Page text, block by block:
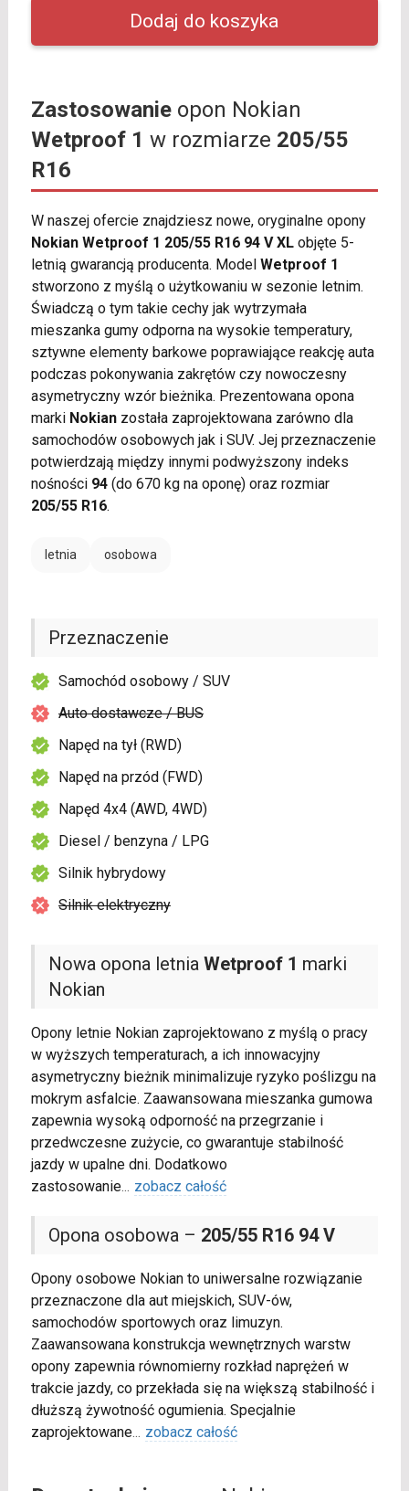
Zastosowanieopon Nokian
Wetproof 1 w rozmiarze 205/55
R16
W naszej ofercie znajdziesz nowe, oryginalne opony
Nokian Wetproof 1 205/55 R16 94 V XLobjęte 5-
letnią gwarancją producenta. Model Wetproof 1
stworzono z myślą o użytkowaniu w sezonie letnim.
Świadczą o tym takie cechy jak wytrzymała
mieszanka gumy odporna na wysokie temperatury,
sztywne elementy barkowe poprawiające reakcję auta
podczas pokonywania zakrętów czy nowoczesny
asymetryczny wzór bieżnika. Prezentowana opona
marki Nokianzostała zaprojektowana zarówno dla
samochodów osobowych jak i SUV. Jej przeznaczenie
potwierdzają między innymi podwyższony indeks
nośności 94(do 670 kg na oponę) oraz rozmiar
205/55 R16.
letnia osobowa
Nowa opona letnia Wetproof 1 marki
Nokian
Opony letnie Nokian zaprojektowano z myślą o pracy
w wyższych temperaturach, a ich innowacyjny
asymetryczny bieżnik minimalizuje ryzyko poślizgu na
mokrym asfalcie. Zaawansowana mieszanka gumowa
zapewnia wysoką odporność na przegrzanie i
przedwczesne zużycie, co gwarantuje stabilność
jazdy w upalne dni. Dodatkowo
zastosowanie... zobacz całość
Opona osobowa – 205/55 R16 94 V
Opony osobowe Nokian to uniwersalne rozwiązanie
przeznaczone dla aut miejskich, SUV-ów,
samochodów sportowych oraz limuzyn.
Zaawansowana konstrukcja wewnętrznych warstw
opony zapewnia równomierny rozkład naprężeń w
trakcie jazdy, co przekłada się na większą stabilność i
dłuższą żywotność ogumienia. Specjalnie
zaprojektowane... zobacz całość
Przeznaczenie
Samochód osobowy / SUV
Auto dostawcze / BUS
Napęd na tył (RWD)
Napęd na przód (FWD)
Napęd 4x4 (AWD, 4WD)
Diesel / benzyna / LPG
Silnik hybrydowy
Silnik elektryczny